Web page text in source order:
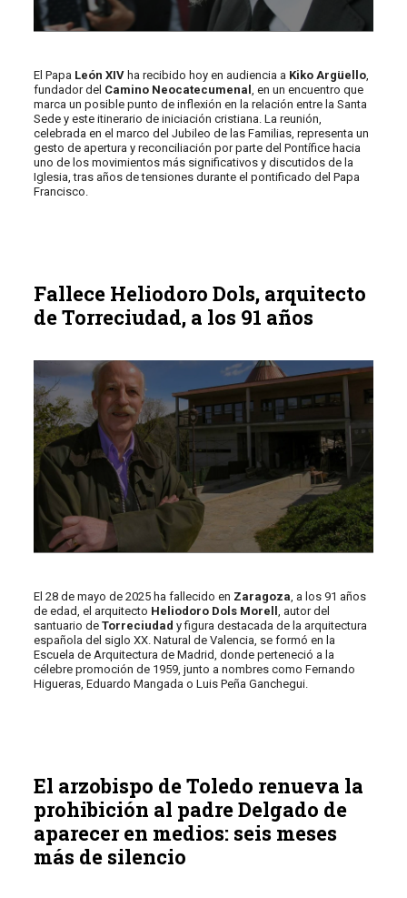
El Papa León XIVha recibido hoy en audiencia a Kiko Argüello,
fundador del Camino Neocatecumenal , en un encuentro que
marca un posible punto de inflexión en la relación entre la Santa
Sede y este itinerario de iniciación cristiana. La reunión,
celebrada en el marco del Jubileo de las Familias, representa un
gesto de apertura y reconciliación por parte del Pontífice hacia
uno de los movimientos más significativos y discutidos de la
Iglesia, tras años de tensiones durante el pontificado del Papa
Francisco.
Fallece Heliodoro Dols, arquitecto
de Torreciudad, a los 91 años
El 28 de mayo de 2025 ha fallecido en Zaragoza , a los 91 años
de edad, el arquitecto Heliodoro Dols Morell
, autor del
santuario de Torreciudad y figura destacada de la arquitectura
española del siglo XX. Natural de Valencia, se formó en la
Escuela de Arquitectura de Madrid, donde perteneció a la
célebre promoción de 1959, junto a nombres como Fernando
Higueras, Eduardo Mangada o Luis Peña Ganchegui.
El arzobispo de Toledo renueva la
prohibición al padre Delgado de
aparecer en medios: seis meses
más de silencio